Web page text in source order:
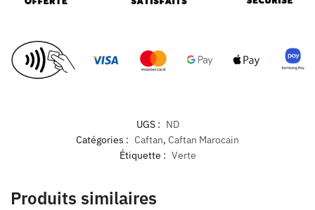
UGS : ND
Catégories : Caftan, Caftan Marocain
Étiquette : Verte
Produits similaires